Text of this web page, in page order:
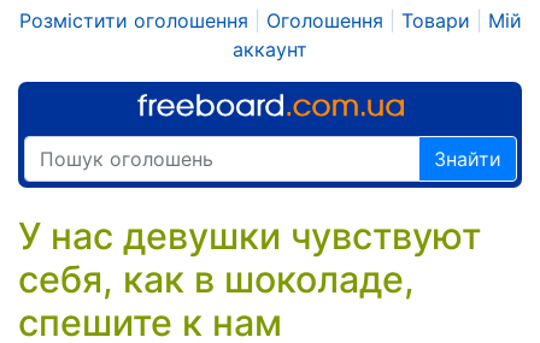
Розмістити оголошення Оголошення Товари
Мій
аккаунт
Знайти
У нас девушки чувствуют
себя, как в шоколаде,
спешите к нам